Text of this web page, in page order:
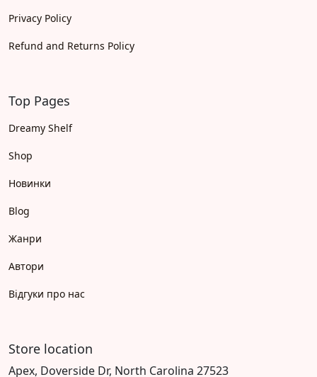
Privacy Policy
Refund and Returns Policy
Top Pages
Dreamy Shelf
Shop
Новинки
Blog
Жанри
Автори
Відгуки про нас
Store location
Apex, Doverside Dr, North Carolina 27523